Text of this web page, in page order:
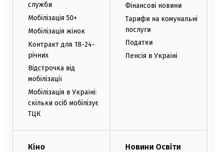
служби
Мобілізація 50+
Мобілізація жінок
Контракт для 18-24-
річних
Відстрочка від
мобілізації
Мобілізація в Україні:
скільки осіб мобілізує
ТЦК
Фінансові новини
Тарифи на комунальні
послуги
Податки
Пенсія в Україні
Кіно Новини Освіти